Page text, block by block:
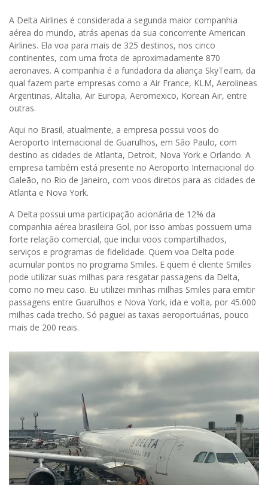
A Delta Airlines é considerada a segunda maior companhia
aérea do mundo, atrás apenas da sua concorrente American
Airlines. Ela voa para mais de 325 destinos, nos cinco
continentes, com uma frota de aproximadamente 870
aeronaves. A companhia é a fundadora da aliança SkyTeam, da
qual fazem parte empresas como a Air France, KLM, Aerolineas
Argentinas, Alitalia, Air Europa, Aeromexico, Korean Air, entre
outras.
Aqui no Brasil, atualmente, a empresa possui voos do
Aeroporto Internacional de Guarulhos, em São Paulo, com
destino as cidades de Atlanta, Detroit, Nova York e Orlando. A
empresa também está presente no Aeroporto Internacional do
Galeão, no Rio de Janeiro, com voos diretos para as cidades de
Atlanta e Nova York.
A Delta possui uma participação acionária de 12% da
companhia aérea brasileira Gol, por isso ambas possuem uma
forte relação comercial, que inclui voos compartilhados,
serviços e programas de fidelidade. Quem voa Delta pode
acumular pontos no programa Smiles. E quem é cliente Smiles
pode utilizar suas milhas para resgatar passagens da Delta,
como no meu caso. Eu utilizei minhas milhas Smiles para emitir
passagens entre Guarulhos e Nova York, ida e volta, por 45.000
milhas cada trecho. Só paguei as taxas aeroportuárias, pouco
mais de 200 reais.